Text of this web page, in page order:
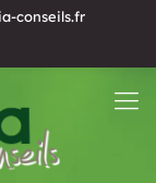
conseils.fr